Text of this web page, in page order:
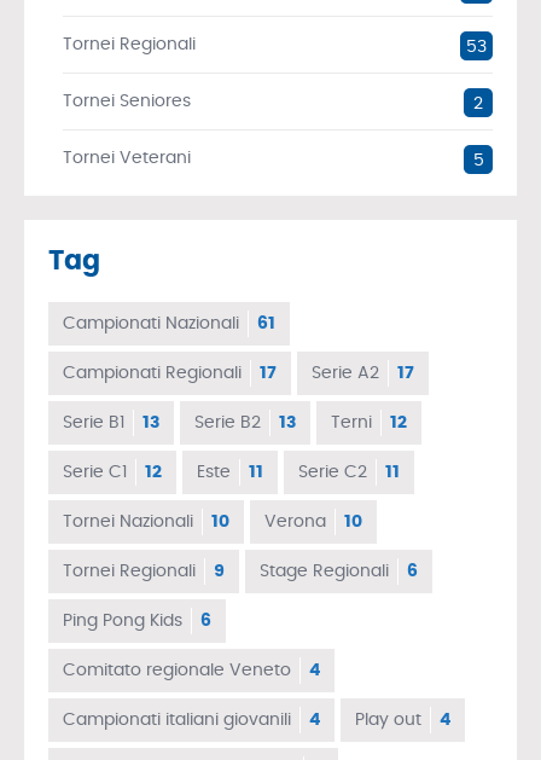
Tornei Regionali 53
Tornei Seniores 2
Tornei Veterani 5
Tag
Campionati Nazionali 61
Campionati Regionali 17 Serie A2 17
Serie B1 13 Serie B2 13 Terni 12
Serie C1 12 Este 11 Serie C2 11
Tornei Nazionali 10 Verona 10
Tornei Regionali 9 Stage Regionali 6
Ping Pong Kids 6
Comitato regionale Veneto 4
Campionati italiani giovanili 4 Play out 4